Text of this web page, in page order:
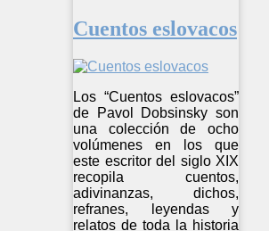
Cuentos eslovacos
Los “Cuentos eslovacos”
de Pavol Dobsinsky son
una colección de ocho
volúmenes en los que
este escritor del siglo XIX
recopila cuentos,
adivinanzas, dichos,
refranes, leyendas y
relatos de toda la historia